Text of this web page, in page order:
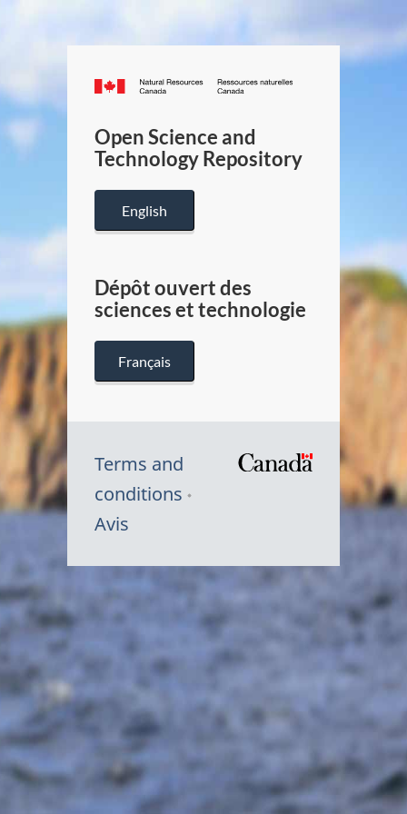
Canada.ca
/
Canada
Open Science and
Technology Repository
English
Dépôt ouvert des
sciences et technologie
Français
Terms and
conditions
Avis
Symbole
Canada